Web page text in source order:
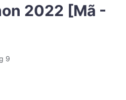
2022 [Mã -
9